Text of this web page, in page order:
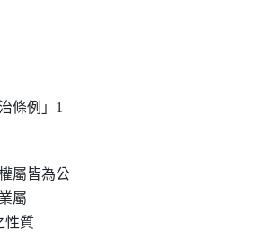
條例」1
屬皆為公
屬
性質